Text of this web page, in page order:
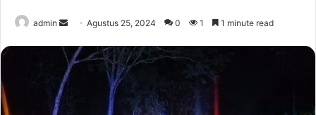
admin
Send
email
Agustus 25, 2024 0 1 1 minute read